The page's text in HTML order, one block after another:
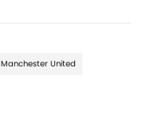
Manchester United